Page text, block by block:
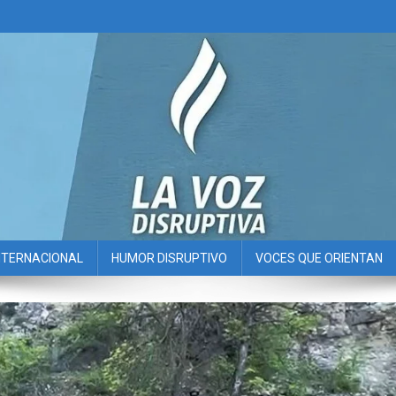
HUMOR DISRUPTIVO VOCES QUE ORIENTAN